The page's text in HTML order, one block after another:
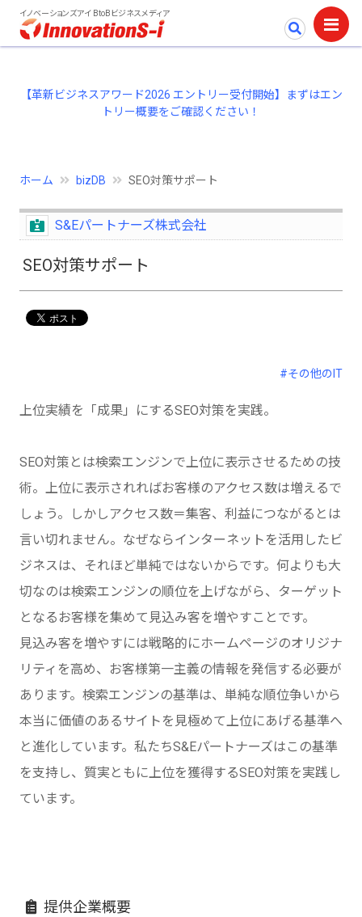
イノベーションズアイ BtoBビジネスメディア
【革新ビジネスアワード2026 エントリー受付開始】まずはエン
トリー概要をご確認ください！
ホーム bizDB SEO対策サポート
S&Eパートナーズ株式会社
SEO対策サポート
#その他のIT
上位実績を「成果」にするSEO対策を実践。
SEO対策とは検索エンジンで上位に表示させるための技
術。上位に表示されればお客様のアクセス数は増えるで
しょう。しかしアクセス数＝集客、利益につながるとは
言い切れません。なぜならインターネットを活用したビ
ジネスは、それほど単純ではないからです。何よりも大
切なのは検索エンジンの順位を上げながら、ターゲット
となるお客様を集めて見込み客を増やすことです。
見込み客を増やすには戦略的にホームページのオリジナ
リティを高め、お客様第一主義の情報を発信する必要が
あります。検索エンジンの基準は、単純な順位争いから
本当に価値のあるサイトを見極めて上位にあげる基準へ
と進化しています。私たちS&Eパートナーズはこの基準
を支持し、質実ともに上位を獲得するSEO対策を実践し
ています。
提供企業概要